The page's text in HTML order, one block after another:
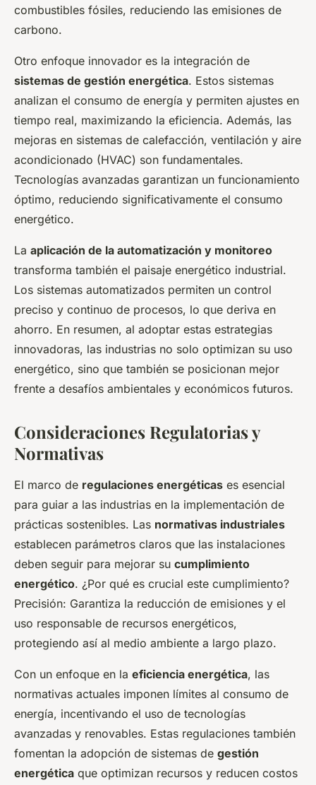
combustibles fósiles, reduciendo las emisiones de
carbono.
Otro enfoque innovador es la integración de
sistemas de gestión energética. Estos sistemas
analizan el consumo de energía y permiten ajustes en
tiempo real, maximizando la eficiencia. Además, las
mejoras en sistemas de calefacción, ventilación y aire
acondicionado (HVAC) son fundamentales.
Tecnologías avanzadas garantizan un funcionamiento
óptimo, reduciendo significativamente el consumo
energético.
La aplicación de la automatización y monitoreo
transforma también el paisaje energético industrial.
Los sistemas automatizados permiten un control
preciso y continuo de procesos, lo que deriva en
ahorro. En resumen, al adoptar estas estrategias
innovadoras, las industrias no solo optimizan su uso
energético, sino que también se posicionan mejor
frente a desafíos ambientales y económicos futuros.
Consideraciones Regulatorias y
Normativas
El marco de regulaciones energéticas es esencial
para guiar a las industrias en la implementación de
prácticas sostenibles. Las normativas industriales
establecen parámetros claros que las instalaciones
deben seguir para mejorar su cumplimiento
energético. ¿Por qué es crucial este cumplimiento?
Precisión: Garantiza la reducción de emisiones y el
uso responsable de recursos energéticos,
protegiendo así al medio ambiente a largo plazo.
Con un enfoque en la eficiencia energética, las
normativas actuales imponen límites al consumo de
energía, incentivando el uso de tecnologías
avanzadas y renovables. Estas regulaciones también
fomentan la adopción de sistemas de gestión
energética que optimizan recursos y reducen costos